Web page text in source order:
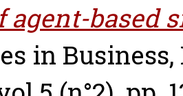
agent-based
in